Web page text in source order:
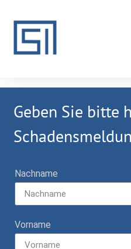
Geben Sie bitte
Nachname
Vorname